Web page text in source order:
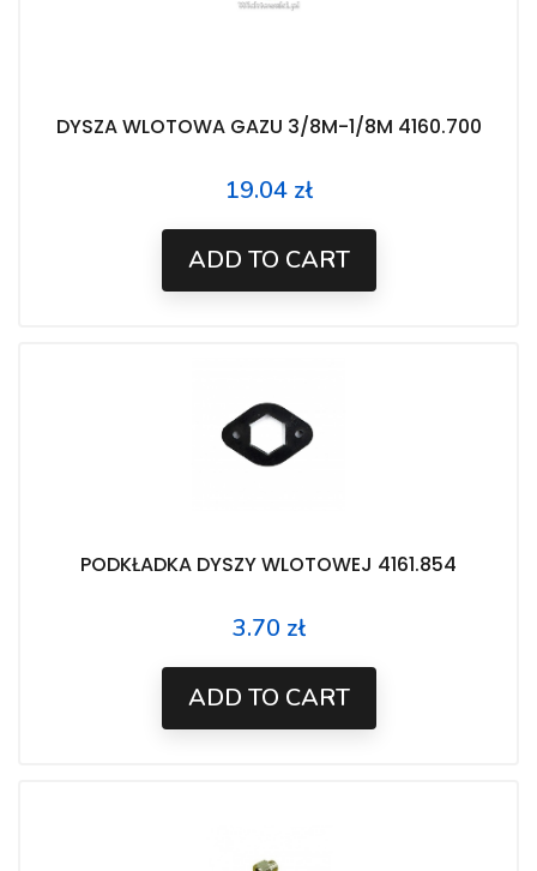
DYSZA WLOTOWA GAZU 3/8M-1/8M 4160.700
Price
19.04 zł
ADD TO CART
PODKŁADKA DYSZY WLOTOWEJ 4161.854
Price
3.70 zł
ADD TO CART